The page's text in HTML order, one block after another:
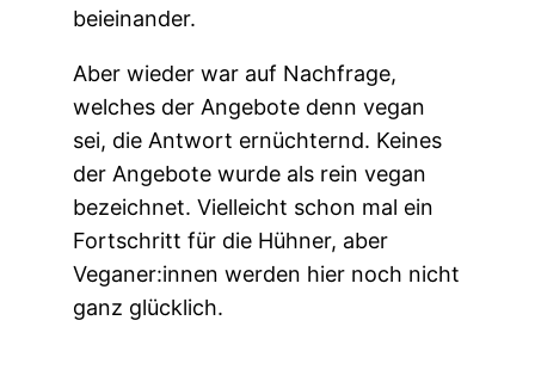
beieinander.
Aber wieder war auf Nachfrage,
welches der Angebote denn vegan
sei, die Antwort ernüchternd. Keines
der Angebote wurde als rein vegan
bezeichnet. Vielleicht schon mal ein
Fortschritt für die Hühner, aber
Veganer:innen werden hier noch nicht
ganz glücklich.